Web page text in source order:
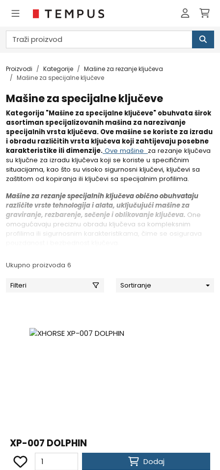
Proizvodi Kategorije
Mašine za rezanje ključeva
Mašine za specijalne ključeve
Mašine za specijalne ključeve
Kategorija "Mašine za specijalne ključeve" obuhvata širok
asortiman specijalizovanih mašina za narezivanje
specijalnih vrsta ključeva. Ove mašine se koriste za izradu
i obradu različitih vrsta ključeva koji zahtijevaju posebne
karakteristike ili dimenzije. Ove mašine za rezanje ključeva
su ključne za izradu ključeva koji se koriste u specifičnim
situacijama, kao što su visoko sigurnosni ključevi, ključevi sa
zaštitom od kopiranja ili ključevi sa specijalnim profilima.
Mašine za rezanje specijalnih ključeva obično obuhvataju
različite vrste tehnologija i alata, uključujući mašine za
graviranje, rezbarenje, sečenje i oblikovanje ključeva. One
omogućavaju preciznu obradu ključeva sa kompleksnim
profilima ili sigurnosnim karakteristikama, čime se osigurava
Ukupno proizvoda 6
Filteri Sortiranje
XP-007 DOLPHIN
Dodaj